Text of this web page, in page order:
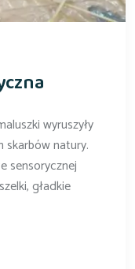
wyruszyły
skarbów natury.
sensorycznej
gładkie